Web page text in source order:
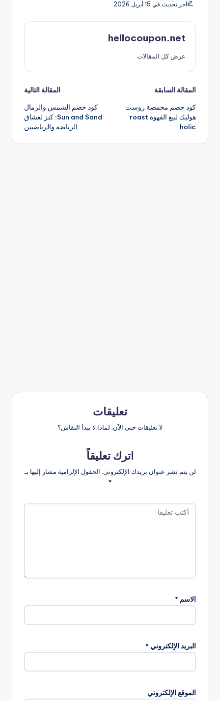
آخر تحديث في 15 أبريل 2026
hellocoupon.net
عرض كل المقالات
تصفّح
المقالات
المقالة السابقة
كود خصم محمصة روست
هوليك لبيع القهوة roast
holic
المقالة التالية
كود خصم الشمس والرمال
Sun and Sand: كنز لعشاق
الرياضة والرياضيين
تعليقات
لا تعليقات حتى الآن. لماذا لا تبدأ النقاش؟
اترك تعليقاً
لن يتم نشر عنوان بريدك الإلكتروني. الحقول الإلزامية مشار إليها بـ
*
الاسم *
البريد الإلكتروني *
الموقع الإلكتروني